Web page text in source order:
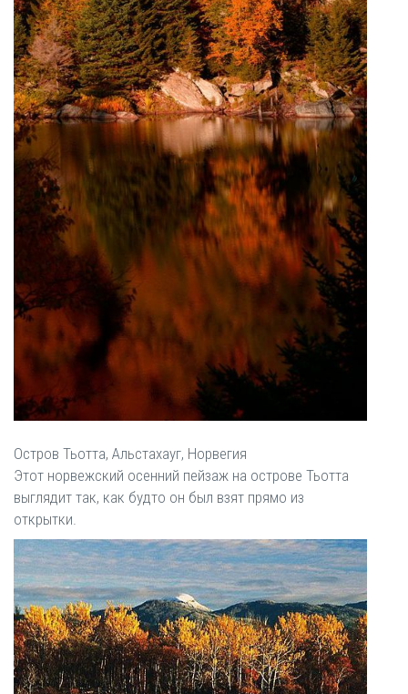
Остров Тьотта, Альстахауг, Норвегия
Этот норвежский осенний пейзаж на острове Тьотта
выглядит так, как будто он был взят прямо из
открытки.